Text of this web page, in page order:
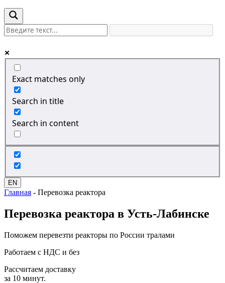
Exact matches only
Search in title
Search in content
EN
Главная - Перевозка реактора
Перевозка реактора в Усть-Лабинске
Поможем перевезти реакторы по России тралами
Работаем с НДС и без
Рассчитаем доставку
за 10 минут.